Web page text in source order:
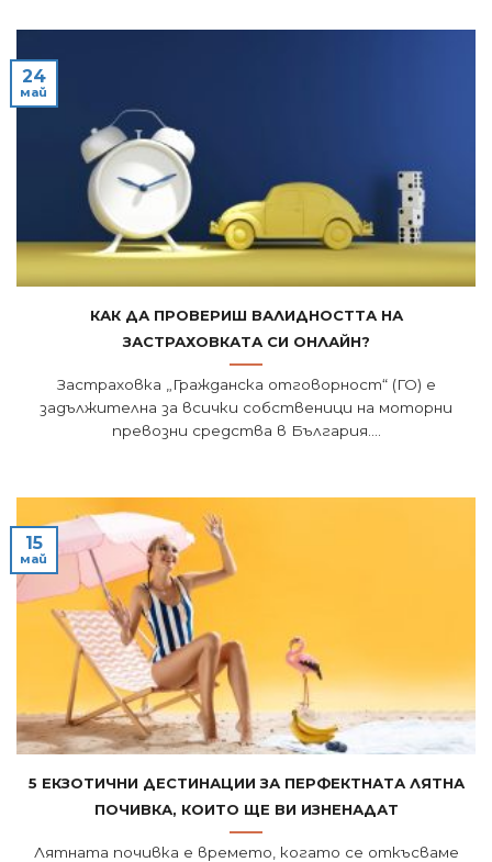
Как да провериш валидността на
застраховката си онлайн?
Застраховка „Гражданска отговорност“ (ГО) е
задължителна за всички собственици на моторни
превозни средства в България....
24
май
5 екзотични дестинации за перфектната лятна
почивка, които ще ви изненадат
Лятната почивка е времето, когато се откъсваме
15
май